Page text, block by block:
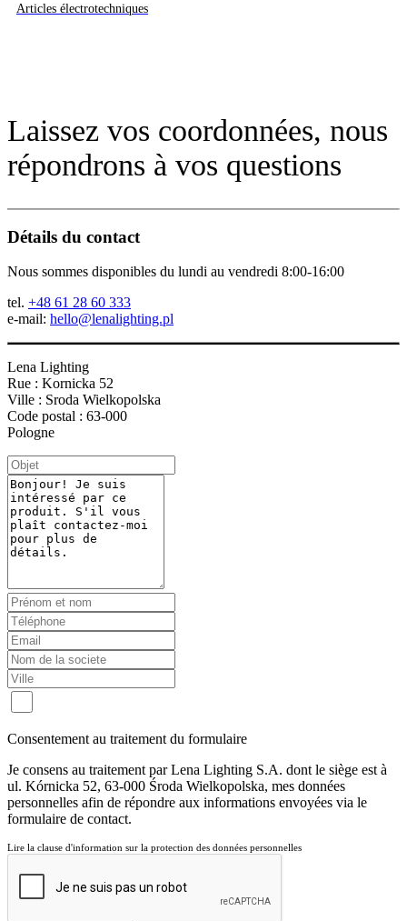
Articles électrotechniques
Laissez vos coordonnées, nous
répondrons à vos questions
Détails du contact
Nous sommes disponibles du lundi au vendredi 8:00-16:00
tel. +48 61 28 60 333
e-mail: hello@lenalighting.pl
Lena Lighting
Rue : Kornicka 52
Ville : Sroda Wielkopolska
Code postal : 63-000
Pologne
Consentement au traitement du formulaire
Je consens au traitement par Lena Lighting S.A. dont le siège est à
ul. Kórnicka 52, 63-000 Środa Wielkopolska, mes données
personnelles afin de répondre aux informations envoyées via le
formulaire de contact.
Lire la clause d'information sur la protection des données personnelles